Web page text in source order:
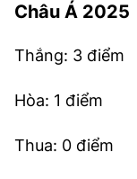
Châu Á 2025
Thắng: 3 điểm
Hòa: 1 điểm
Thua: 0 điểm